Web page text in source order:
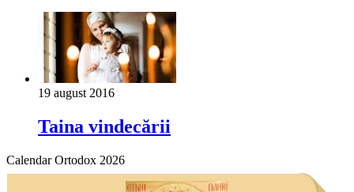
19 august 2016
Taina vindecării
Calendar Ortodox 2026